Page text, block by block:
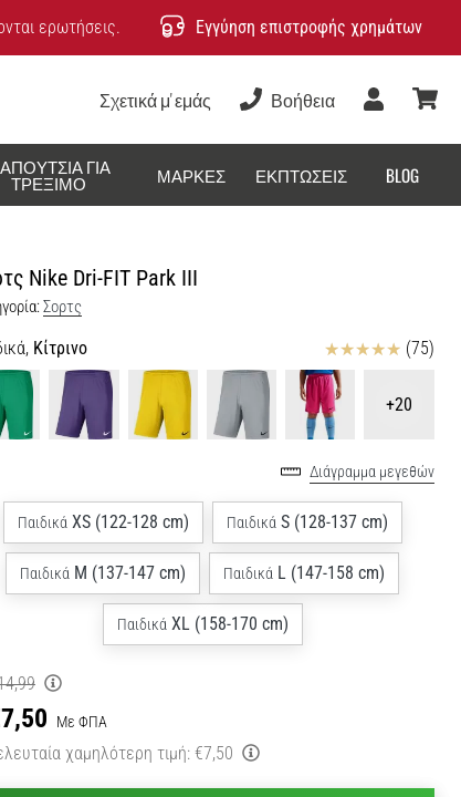
ερωτήσεις. Εγγύηση επιστροφής χρημάτων
Σχετικά μ' εμάς Βοήθεια
Χρήστης
ΓΙΑ
ΤΡΈΞΙΜΟ ΜΆΡΚΕΣ ΕΚΠΤΏΣΕΙΣ BLOG
Nike Dri-FIT Park III
Σορτς
Κίτρινο Κριτικές (75)
+20
Διάγραμμα μεγεθών
Παιδικά XS (122-128 cm) Παιδικά S (128-137 cm)
Παιδικά M (137-147 cm) Παιδικά L (147-158 cm)
Παιδικά XL (158-170 cm)
Με ΦΠΑ
χαμηλότερη τιμή: €7,50